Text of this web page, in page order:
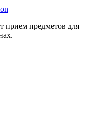
прием предметов для